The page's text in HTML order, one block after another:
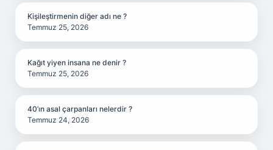
Kişileştirmenin diğer adı ne ?
Temmuz 25, 2026
Kağıt yiyen insana ne denir ?
Temmuz 25, 2026
40’ın asal çarpanları nelerdir ?
Temmuz 24, 2026